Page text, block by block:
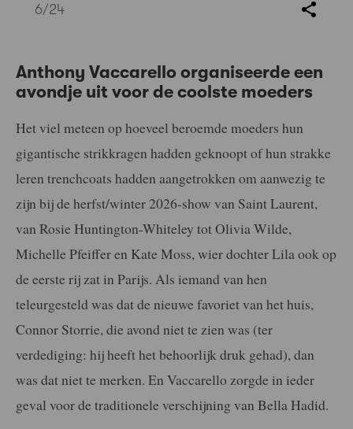
6/24
Anthony Vaccarello organiseerde een
avondje uit voor de coolste moeders
Het viel meteen op hoeveel beroemde moeders hun
gigantische strikkragen hadden geknoopt of hun strakke
leren trenchcoats hadden aangetrokken om aanwezig te
zijn bij de herfst/winter 2026-show van Saint Laurent,
van Rosie Huntington-Whiteley tot Olivia Wilde,
Michelle Pfeiffer en Kate Moss, wier dochter Lila ook op
de eerste rij zat in Parijs. Als iemand van hen
teleurgesteld was dat de nieuwe favoriet van het huis,
Connor Storrie, die avond niet te zien was (ter
verdediging: hij heeft het behoorlijk druk gehad), dan
was dat niet te merken. En Vaccarello zorgde in ieder
geval voor de traditionele verschijning van Bella Hadid.